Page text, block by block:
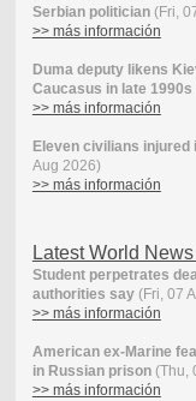
Serbian politician(Fri,
>> más información
Duma deputy likens
Caucasus in late 1990s
>> más información
Eleven civilians injured
Aug 2026)
>> más información
Latest World
Student perpetrates
authorities say(Fri, 07
>> más información
American ex-Marine
in Russian prison(Thu,
>> más información